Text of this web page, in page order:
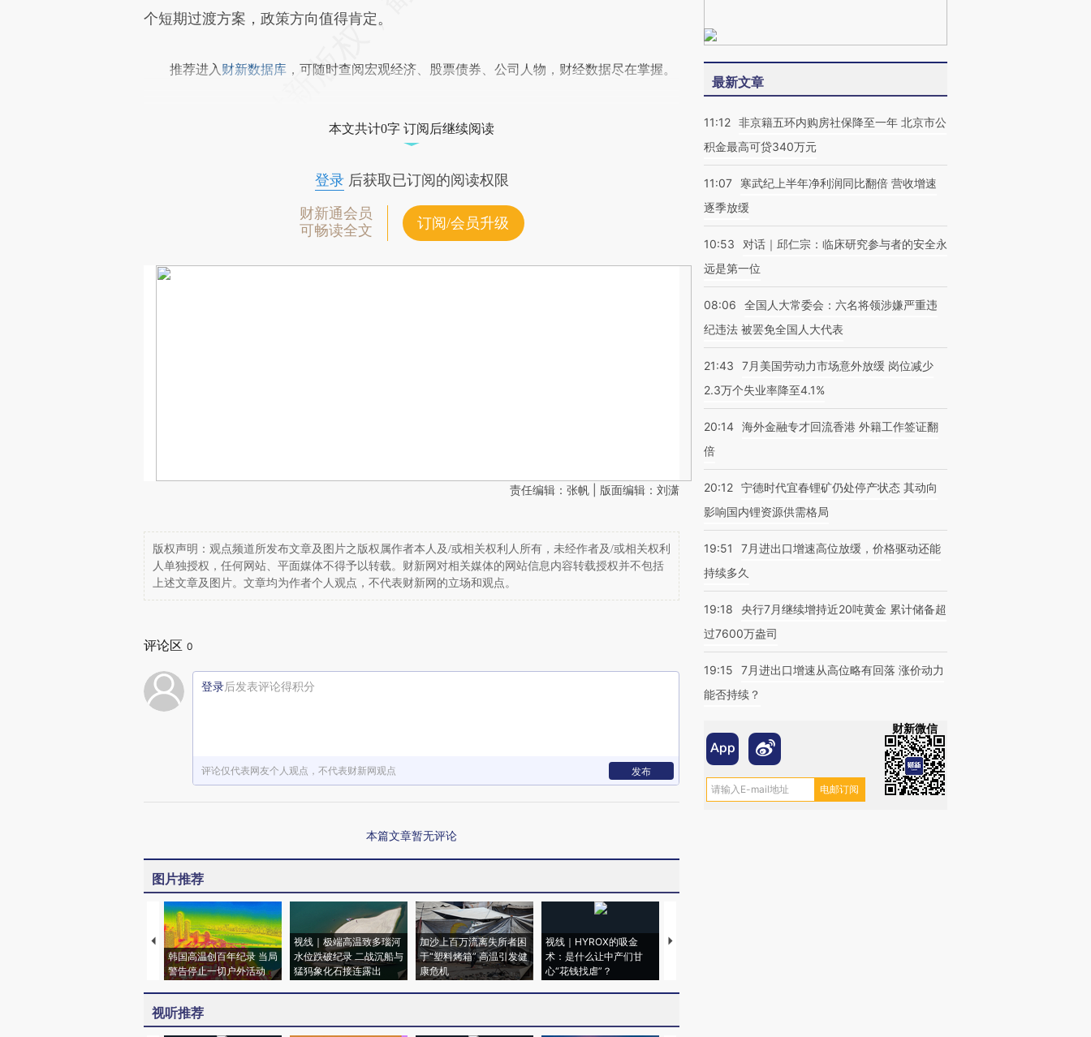
个短期过渡方案，政策方向值得肯定。
推荐进入 财新数据库 ，可随时查阅宏观经济、股票债券、公司人物，财经数据尽在掌握。
本文共计0字 订阅后继续阅读
登录后获取已订阅的阅读权限
财新通会员
可畅读全文
订阅/会员升级
责任编辑：张帆 | 版面编辑：刘潇
版权声明：观点频道所发布文章及图片之版权属作者本人及/或相关权利人所有，未经作者及/或相关权利
人单独授权，任何网站、平面媒体不得予以转载。财新网对相关媒体的网站信息内容转载授权并不包括
上述文章及图片。文章均为作者个人观点，不代表财新网的立场和观点。
评论区 0
登录后发表评论得积分
评论仅代表网友个人观点，不代表财新网观点 发布
本篇文章暂无评论
图片推荐
韩国高温创百年纪录 当局
警告停止一切户外活动
视线｜极端高温致多瑙河
水位跌破纪录 二战沉船与
猛犸象化石接连露出
加沙上百万流离失所者困
于“塑料烤箱” 高温引发健
康危机
视线｜HYROX的吸金
术：是什么让中产们甘
心“花钱找虐”？
马航飞行员跨国走私7万
视听推荐
最新文章
11:12 非京籍五环内购房社保降至一年 北京市公
积金最高可贷340万元
11:07
寒武纪上半年净利润同比翻倍 营收增速
逐季放缓
10:53
对话｜邱仁宗：临床研究参与者的安全永
远是第一位
08:06
全国人大常委会：六名将领涉嫌严重违
纪违法 被罢免全国人大代表
21:43
7月美国劳动力市场意外放缓 岗位减少
2.3万个失业率降至4.1%
20:14 海外金融专才回流香港 外籍工作签证翻
倍
20:12 宁德时代宜春锂矿仍处停产状态 其动向
影响国内锂资源供需格局
19:51
7月进出口增速高位放缓，价格驱动还能
持续多久
19:18
央行7月继续增持近20吨黄金 累计储备超
过7600万盎司
19:15
7月进出口增速从高位略有回落 涨价动力
能否持续？
财新微信